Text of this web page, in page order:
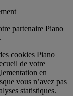
partenaire Piano
cookies Piano
de votre
en
vous n’avez pas
statistiques.